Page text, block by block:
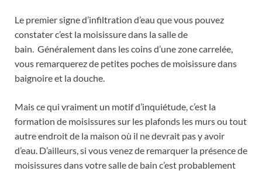
Le premier signe d’infiltration d’eau que vous pouvez
constater c’est la moisissure dans la salle de
bain. Généralement dans les coins d’une zone carrelée,
vous remarquerez de petites poches de moisissure dans
baignoire et la douche.
Mais ce qui vraiment un motif d’inquiétude, c’est la
formation de moisissures sur les plafonds les murs ou tout
autre endroit de la maison où il ne devrait pas y avoir
d’eau. D’ailleurs, si vous venez de remarquer la présence de
moisissures dans votre salle de bain c’est probablement